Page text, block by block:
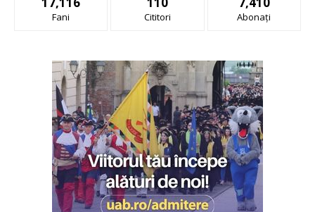
Fani Cititori Abonați